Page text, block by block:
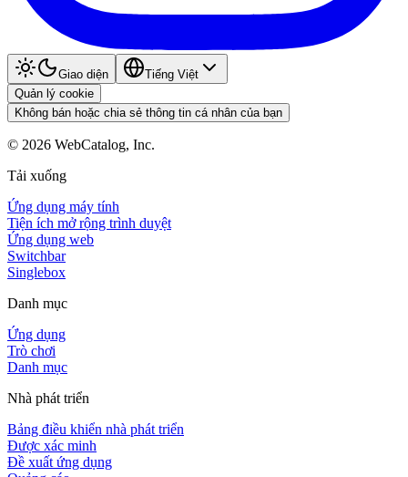
Giao diện
Tiếng Việt
Quản lý cookie
Không bán hoặc chia sẻ thông tin cá nhân của bạn
© 2026 WebCatalog, Inc.
Tải xuống
Ứng dụng máy tính
Tiện ích mở rộng trình duyệt
Ứng dụng web
Switchbar
Singlebox
Danh mục
Ứng dụng
Trò chơi
Danh mục
Nhà phát triển
Bảng điều khiển nhà phát triển
Được xác minh
Đề xuất ứng dụng